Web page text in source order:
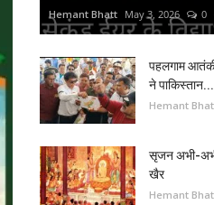
Hemant Bhatt May 3, 2026 0
पहलगाम
ने पाकिस्तान...
Hemant
सृजन अभी-अभी
खैर
Hemant